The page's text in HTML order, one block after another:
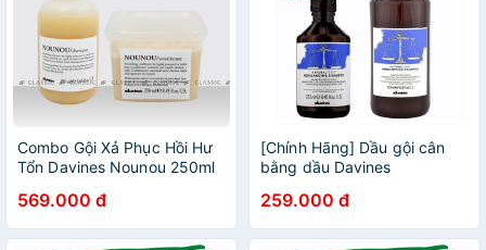
Combo Gội Xả Phục Hồi Hư
Tổn Davines Nounou 250ml
569.000 đ
[Chính Hãng] Dầu gội cân
bằng dầu Davines
250ml
259.000 đ